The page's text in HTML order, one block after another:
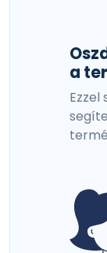
a
Ezzel